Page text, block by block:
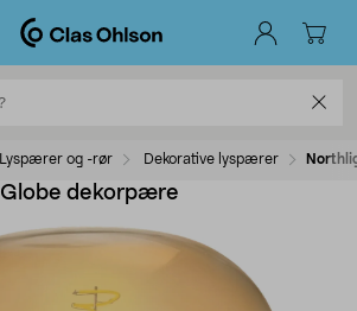
Lyspærer og -rør Dekorative lyspærer
dekorpære